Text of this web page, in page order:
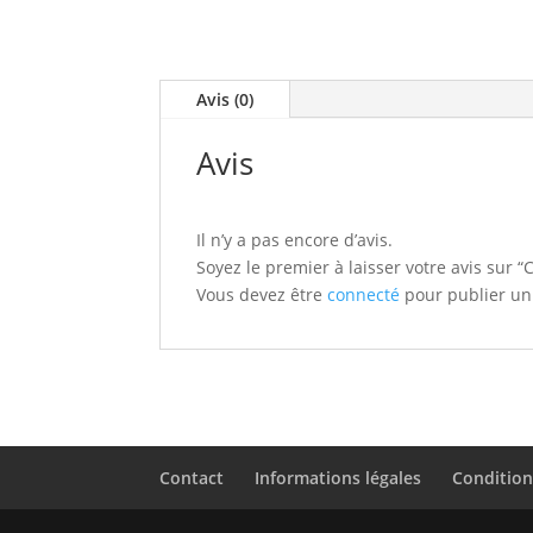
Avis (0)
Avis
Il n’y a pas encore d’avis.
Soyez le premier à laisser votre avis sur
Vous devez êtreconnecté pour publier un
Contact Informations légales